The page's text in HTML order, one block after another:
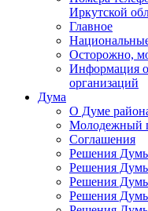
Иркутской
Главное
Осторожно,
Информация
организаций
Дума
О Думе
Молодежный
Соглашения
Решения
Решения
Решения
Решения